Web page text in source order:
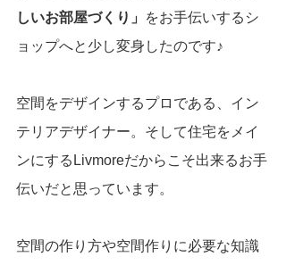
しいお部屋づくり」
をお手伝いするシ
ョップへと少し変身したのです♪
空間をデザインするプロである、イン
テリアデザイナー。そして住宅をメイ
ンにするLivmoreだからこそ出来るお手
伝いだと思っています。
空間の作り方や空間作りに必要な知識